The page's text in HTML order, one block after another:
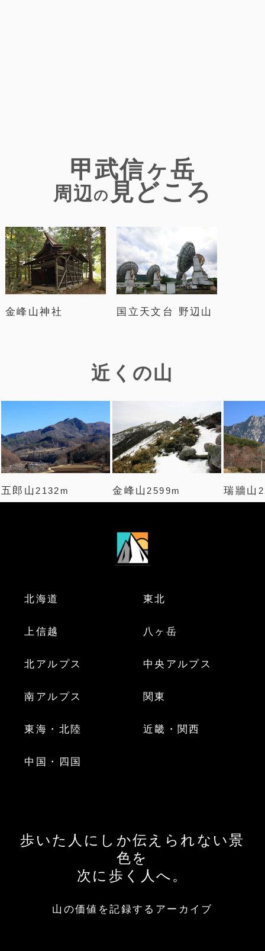
甲武信ヶ岳
周辺の 見どころ
金峰山神社 国立天文台 野辺山
近くの山
五郎山2132m 金峰山2599m 瑞牆山
北海道 東北
上信越 八ヶ岳
北アルプス 中央アルプス
南アルプス 関東
東海・北陸 近畿・関西
中国・四国
歩いた人にしか伝えられない景
色を
次に歩く人へ。
山の価値を記録するアーカイブ